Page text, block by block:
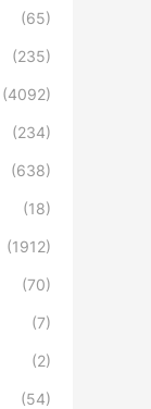
(65)
(235)
(4092)
(234)
(638)
(18)
(1912)
(70)
(7)
(2)
(54)